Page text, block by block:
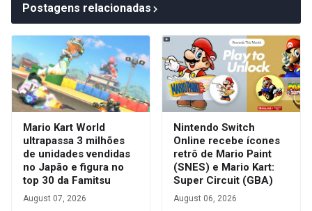
Postagens relacionadas
Mario Kart World
ultrapassa 3 milhões
de unidades vendidas
no Japão e figura no
top 30 da Famitsu
August 07, 2026
Nintendo Switch
Online recebe ícones
retrô de Mario Paint
(SNES) e Mario Kart:
Super Circuit (GBA)
August 06, 2026